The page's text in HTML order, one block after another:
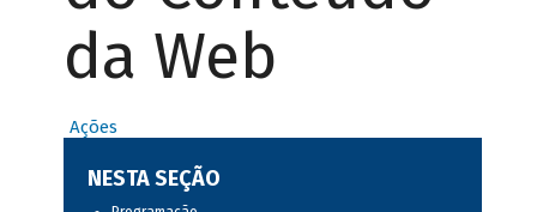
da Web
Ações
NESTA SEÇÃO